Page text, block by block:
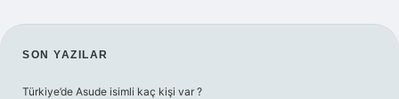
SIDEBAR
SON YAZILAR
Türkiye’de Asude isimli kaç kişi var ?